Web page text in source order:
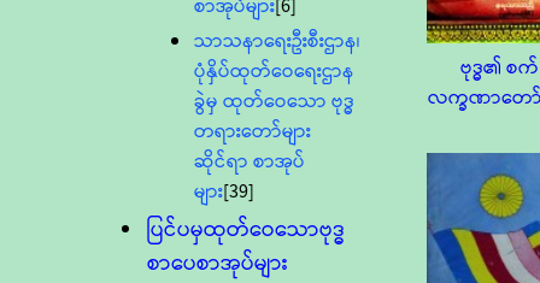
စာအုပ်များ[6]
သာသနာရေးဦးစီးဌာန၊
ပုံနှိပ်ထုတ်ဝေရေးဌာန
ခွဲမှ ထုတ်ဝေသော ဗုဒ္ဓ
တရားတော်များ
ဆိုင်ရာ စာအုပ်
များ[39]
ပြင်ပမှထုတ်ဝေသောဗုဒ္ဓ
စာပေစာအုပ်များ
ဗုဒ္ဓ၏ စက်
လက္ခဏာတော်